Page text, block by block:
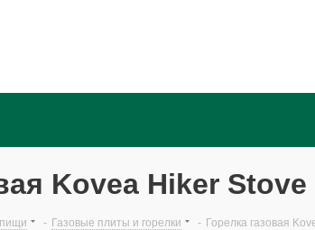
Kovea Hiker Stove
- Газовые плиты и горелки - Горелка газовая